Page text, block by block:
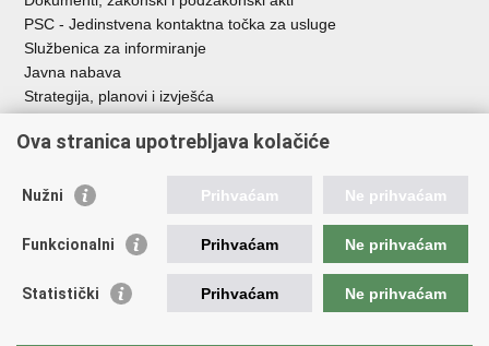
PSC - Jedinstvena kontaktna točka za usluge
Službenica za informiranje
Javna nabava
Strategija, planovi i izvješća
Vlada RH
ASOO
Ova stranica upotrebljava kolačiće
Nužni Prihvaćam Ne prihvaćam
Funkcionalni Prihvaćam Ne prihvaćam
Statistički Prihvaćam Ne prihvaćam